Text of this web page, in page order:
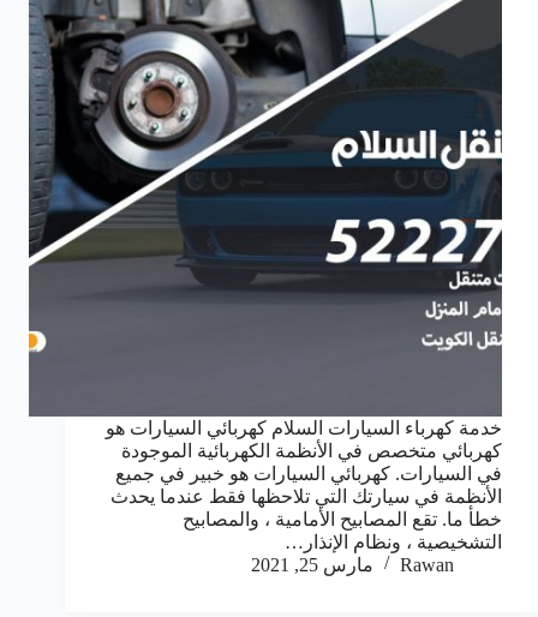
خدمة كهرباء السيارات السلام كهربائي السيارات هو
كهربائي متخصص في الأنظمة الكهربائية الموجودة
في السيارات. كهربائي السيارات هو خبير في جميع
الأنظمة في سيارتك التي تلاحظها فقط عندما يحدث
خطأ ما. تقع المصابيح الأمامية ، والمصابيح
التشخيصية ، ونظام الإنذار…
Rawan
مارس 25, 2021